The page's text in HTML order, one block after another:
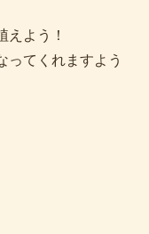
えよう！
ってくれますよう